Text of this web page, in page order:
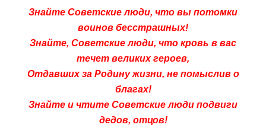
Знайте Советские люди, что вы потомки
воинов бесстрашных!
Знайте, Советские люди, что кровь в вас
течет великих героев,
Отдавших за Родину жизни, не помыслив о
благах!
Знайте и чтите Советские люди подвиги
дедов, отцов!